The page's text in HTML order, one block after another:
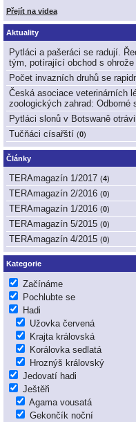
Přejít na videa
Aktuality
Pytláci a pašeráci se radují.
tým, potírající obchod s ohrože
Počet invazních druhů se
Česká asociace veterinárních
zoologických zahrad: Odborné
Pytláci slonů v Botswaně
Tučňáci císařští (0)
Články
TERAmagazín 1/2017 (4)
TERAmagazín 2/2016 (0)
TERAmagazín 1/2016 (0)
TERAmagazín 5/2015 (0)
TERAmagazín 4/2015 (0)
Kategorie
Začínáme
Pochlubte se
Hadi
Užovka červená
Krajta královská
Korálovka sedlatá
Hroznýš královský
Jedovatí hadi
Ještěři
Agama vousatá
Gekončík noční